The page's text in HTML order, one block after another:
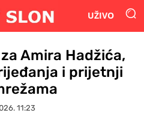
UŽIVO
Amira Hadžića,
i prijetnji
11:23